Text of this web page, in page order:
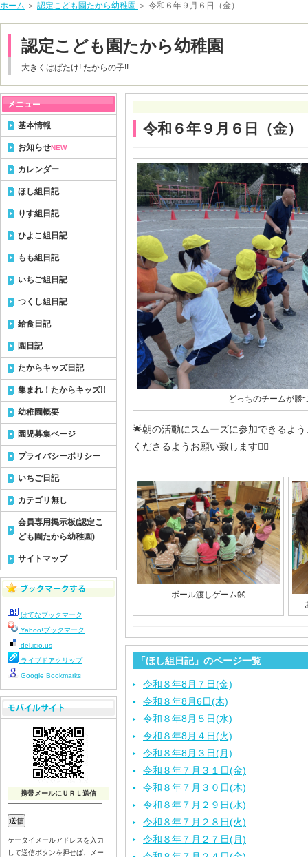
ホーム ＞ 認定こども園たから幼稚園 ＞ 令和６年９月６日（金）
認定こども園たから幼稚園
大きくはばたけ! たからの子!!
令和６年９月６日（金）
どっちのチームが勝
🌟朝の活動にスムーズに参加できるよ
くださるようお願い致します🙇‍♀️
ボール渡しゲーム👐
「ほし組日記」のページ一覧
令和８年8月７日(金)
令和８年8月6日(木)
令和８年8月５日(水)
令和８年8月４日(火)
令和８年8月３日(月)
令和８年７月３１日(金)
令和８年７月３０日(木)
令和８年７月２９日(水)
令和８年７月２８日(火)
令和８年７月２７日(月)
基本情報
お知らせNEW
カレンダー
ほし組日記
りす組日記
ひよこ組日記
もも組日記
いちご組日記
つくし組日記
給食日記
園日記
たからキッズ日記
集まれ！たからキッズ!!
幼稚園概要
園児募集ページ
プライバシーポリシー
いちご日記
カテゴリ無し
会員専用掲示板(認定こ
ども園たから幼稚園)
サイトマップ
はてなブックマーク
Yahoo!ブックマーク
del.icio.us
ライブドアクリップ
Google Bookmarks
携帯メールにＵＲＬ送信
ケータイメールアドレスを入力
して送信ボタンを押せば、メー